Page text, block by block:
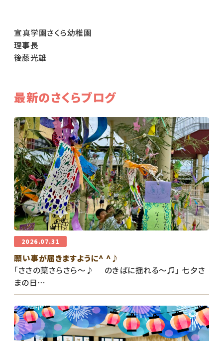
宣真学園さくら幼稚園
理事長
後藤光雄
最新のさくらブログ
2026.07.31
願い事が届きますように^ ^♪
「ささの葉さらさら〜♪ のきばに揺れる〜♫」 七夕さ
まの日…